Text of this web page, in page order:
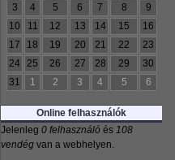
3
4 5 6 7 8
9
10
11 12 13 14 15
16
17
18 19 20 21 22
23
24
25 26 27 28 29
30
31
1 2 3 4 5 6
Online felhasználók
Jelenleg 0 felhasználó és 108
vendég van a webhelyen.